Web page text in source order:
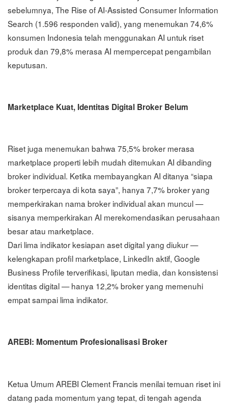
sebelumnya, The Rise of AI-Assisted Consumer Information
Search (1.596 responden valid), yang menemukan 74,6%
konsumen Indonesia telah menggunakan AI untuk riset
produk dan 79,8% merasa AI mempercepat pengambilan
keputusan.
Marketplace Kuat, Identitas Digital Broker Belum
Riset juga menemukan bahwa 75,5% broker merasa
marketplace properti lebih mudah ditemukan AI dibanding
broker individual. Ketika membayangkan AI ditanya “siapa
broker terpercaya di kota saya”, hanya 7,7% broker yang
memperkirakan nama broker individual akan muncul —
sisanya memperkirakan AI merekomendasikan perusahaan
besar atau marketplace.
Dari lima indikator kesiapan aset digital yang diukur —
kelengkapan profil marketplace, LinkedIn aktif, Google
Business Profile terverifikasi, liputan media, dan konsistensi
identitas digital — hanya 12,2% broker yang memenuhi
empat sampai lima indikator.
AREBI: Momentum Profesionalisasi Broker
Ketua Umum AREBI Clement Francis menilai temuan riset ini
datang pada momentum yang tepat, di tengah agenda